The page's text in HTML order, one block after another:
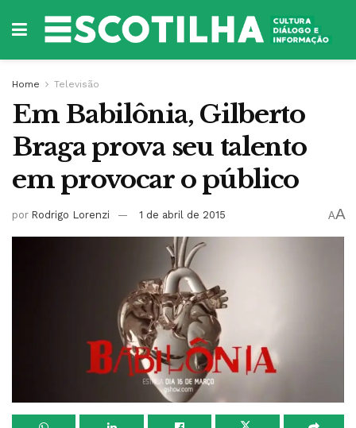
Home Televisão
Em Babilônia, Gilberto
Braga prova seu talento
em provocar o público
por Rodrigo Lorenzi 1 de abril de 2015 AA